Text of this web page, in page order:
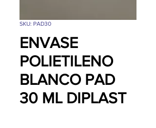
SKU: PAD30
ENVASE
POLIETILENO
BLANCO PAD
30 ML DIPLAST